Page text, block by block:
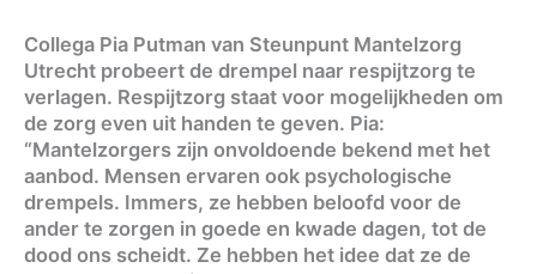
Collega Pia Putman van Steunpunt Mantelzorg
Utrecht probeert de drempel naar respijtzorg te
verlagen. Respijtzorg staat voor mogelijkheden om
de zorg even uit handen te geven. Pia:
“Mantelzorgers zijn onvoldoende bekend met het
aanbod. Mensen ervaren ook psychologische
drempels. Immers, ze hebben beloofd voor de
ander te zorgen in goede en kwade dagen, tot de
dood ons scheidt. Ze hebben het idee dat ze de